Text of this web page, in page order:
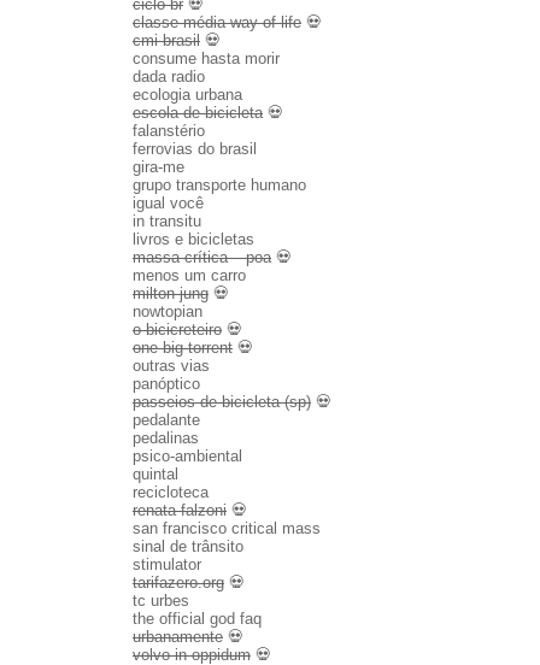
ciclo br 💀
classe média way of life 💀
cmi brasil 💀
consume hasta morir
dada radio
ecologia urbana
escola de bicicleta💀
falanstério
ferrovias do brasil
gira-me
grupo transporte humano
igual você
in transitu
livros e bicicletas
massa crítica – poa💀
menos um carro
milton jung 💀
nowtopian
o bicicreteiro 💀
one big torrent 💀
outras vias
panóptico
passeios de bicicleta (sp) 💀
pedalante
pedalinas
psico-ambiental
quintal
recicloteca
renata falzoni 💀
san francisco critical mass
sinal de trânsito
stimulator
tarifazero.org 💀
tc urbes
the official god faq
urbanamente 💀
volvo in oppidum 💀